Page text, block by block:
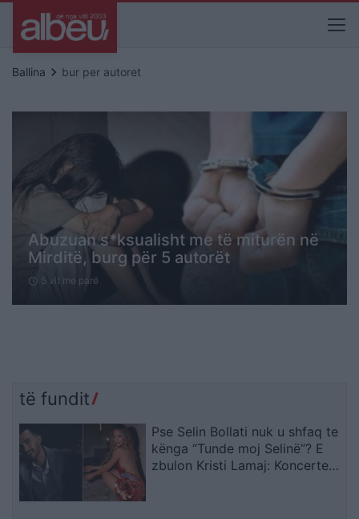
Ballina keyboard_arrow_right bur per autoret
Abuzuan s*ksualisht me të miturën në
Mirditë, burg për 5 autorët
schedule 5 vit me parë
të fundit
Pse Selin Bollati nuk u shfaq te
kënga “Tunde moj Selinë”? E
zbulon Kristi Lamaj: Koncertet